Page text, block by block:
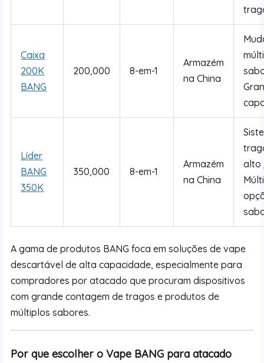
Caixa
200K
BANG
200,000 8-em-1
Armazém
na China
Líder
BANG
350K
350,000 8-em-1
Armazém
na China
A gama de produtos BANG foca em soluções de vape
descartável de alta capacidade, especialmente para
compradores por atacado que procuram dispositivos
com grande contagem de tragos e produtos de
múltiplos sabores.
Por que escolher o Vape BANG para atacado